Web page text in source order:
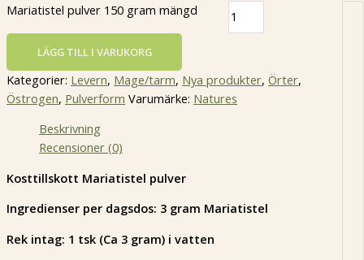
Mariatistel pulver 150 gram mängd
LÄGG TILL I VARUKORG
Kategorier: Levern, Mage/tarm, Nya produkter, Örter,
Östrogen, Pulverform Varumärke: Natures
Beskrivning
Recensioner (0)
Kosttillskott Mariatistel pulver
Ingredienser per dagsdos: 3 gram Mariatistel
Rek intag: 1 tsk (Ca 3 gram) i vatten